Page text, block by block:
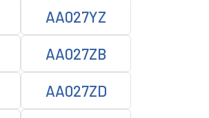
AA027YZ
AA027ZB
AA027ZD